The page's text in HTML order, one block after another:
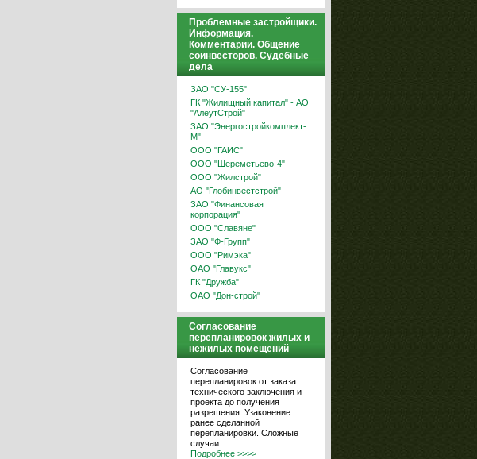
Проблемные застройщики.
Информация.
Комментарии. Общение
соинвесторов. Судебные
дела
ЗАО "СУ-155"
ГК "Жилищный капитал" - АО
"АлеутСтрой"
ЗАО "Энергостройкомплект-
М"
ООО "ГАИС"
ООО "Шереметьево-4"
ООО "Жилстрой"
АО "Глобинвестстрой"
ЗАО "Финансовая
корпорация"
ООО "Славяне"
ЗАО "Ф-Групп"
ООО "Римэка"
ОАО "Главукс"
ГК "Дружба"
ОАО "Дон-строй"
Согласование
перепланировок жилых и
нежилых помещений
Согласование
перепланировок от заказа
технического заключения и
проекта до получения
разрешения. Узаконение
ранее сделанной
перепланировки. Сложные
случаи.
Подробнее >>>>